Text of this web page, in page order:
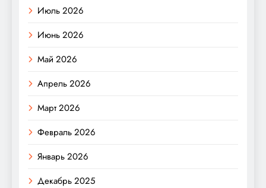
Июль 2026
Июнь 2026
Май 2026
Апрель 2026
Март 2026
Февраль 2026
Январь 2026
Декабрь 2025